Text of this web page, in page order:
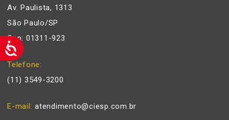
Av. Paulista, 1313
São Paulo/SP
Cep: 01311-923
Telefone
(11) 3549-3200
E-mail atendimento@ciesp.com.br